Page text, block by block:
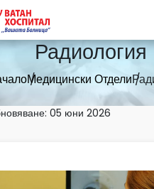
Радиология
Медицински Отдели
05 юни 2026